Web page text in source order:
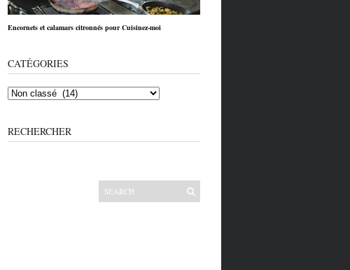
Encornets et calamars citronnés pour Cuisinez-moi
CATÉGORIES
RECHERCHER